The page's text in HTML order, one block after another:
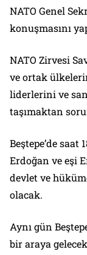
NATO Genel
konuşmasını
NATO Zirvesi
ve ortak
liderlerini ve
taşımaktan
Beştepe’de saat
Erdoğan ve eşi
devlet ve
olacak.
Aynı gün
bir araya